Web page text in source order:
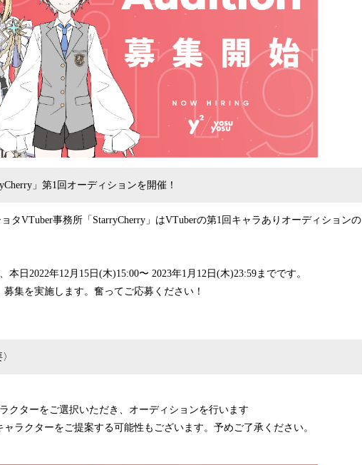
」第1回オーディションを開催！
タVTuber事務所「StarryCherry」はVTuberの第1回キャラありオーディションの
日2022年12月15日(木)15:00〜 2023年1月12日(木)23:59までです。
集を実施します。奮ってご応募ください！
クターをご選択いただき、オーディションを行います
ラクターをご提案する可能性もございます。予めご了承ください。